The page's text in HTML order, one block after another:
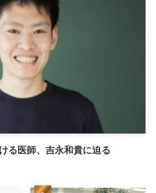
る医師、吉永和貴に迫る